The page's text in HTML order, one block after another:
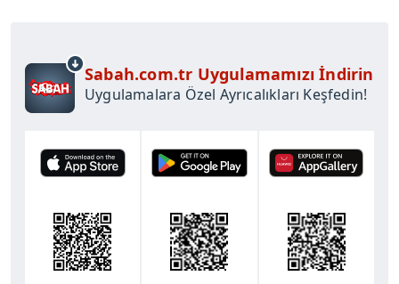
Sabah.com.tr Uygulamamızı İndirin
Uygulamalara Özel Ayrıcalıkları Keşfedin!